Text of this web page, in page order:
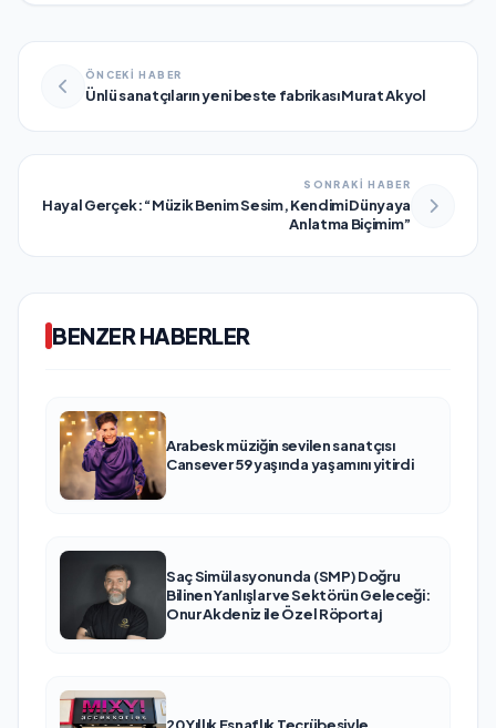
ÖNCEKİ HABER
Ünlü sanatçıların yeni beste fabrikası Murat Akyol
SONRAKİ HABER
Hayal Gerçek: “Müzik Benim Sesim, Kendimi Dünyaya
Anlatma Biçimim”
BENZER HABERLER
Arabesk müziğin sevilen sanatçısı
Cansever 59 yaşında yaşamını yitirdi
Saç Simülasyonunda (SMP) Doğru
Bilinen Yanlışlar ve Sektörün Geleceği:
Onur Akdeniz ile Özel Röportaj